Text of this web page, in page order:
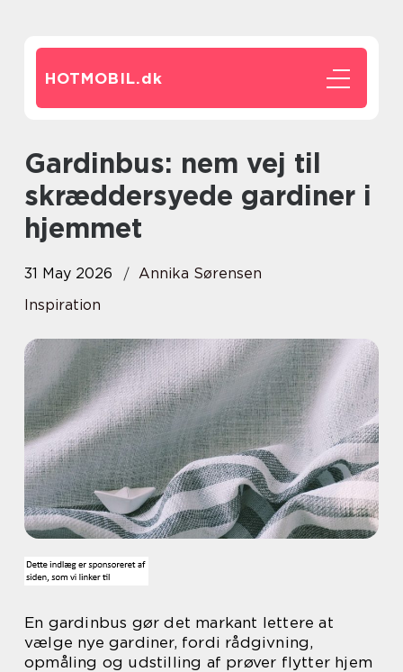
HOTMOBIL.dk
Gardinbus: nem vej til
skræddersyede gardiner i
hjemmet
31 May 2026
Annika Sørensen
Inspiration
En gardinbus gør det markant lettere at
vælge nye gardiner, fordi rådgivning,
opmåling og udstilling af prøver flytter hjem